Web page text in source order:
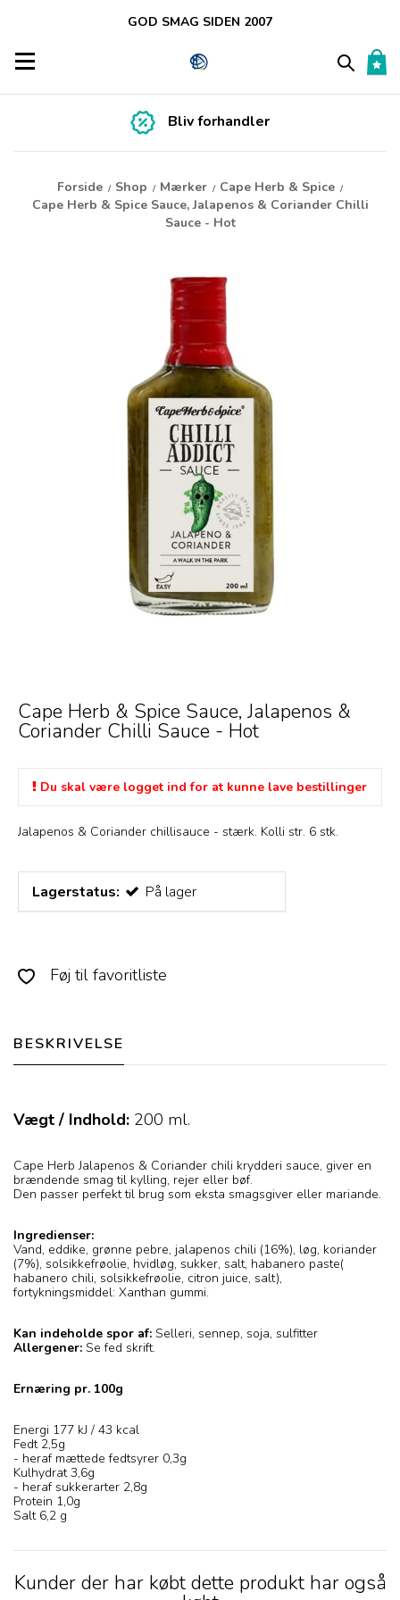
GOD SMAG SIDEN 2007
Toggle navigation
Bliv forhandler
Forside / Shop / Mærker / Cape Herb & Spice /
Cape Herb & Spice Sauce, Jalapenos & Coriander Chilli
Sauce - Hot
Cape Herb & Spice Sauce, Jalapenos &
Coriander Chilli Sauce - Hot
Du skal være logget ind for at kunne lave bestillinger
Jalapenos & Coriander chillisauce - stærk. Kolli str. 6 stk.
Lagerstatus: På lager
Føj til favoritliste
BESKRIVELSE
Vægt / Indhold: 200 ml.
Cape Herb Jalapenos & Coriander chili krydderi sauce, giver en
brændende smag til kylling, rejer eller bøf.
Den passer perfekt til brug som eksta smagsgiver eller mariande.
Ingredienser:
Vand, eddike, grønne pebre, jalapenos chili (16%), løg, koriander
(7%), solsikkefrøolie, hvidløg, sukker, salt, habanero paste(
habanero chili, solsikkefrøolie, citron juice, salt),
fortykningsmiddel: Xanthan gummi.
Kan indeholde spor af: Selleri, sennep, soja, sulfitter
Allergener: Se fed skrift.
Ernæring pr. 100g
Energi 177 kJ / 43 kcal
Fedt 2,5g
- heraf mættede fedtsyrer 0,3g
Kulhydrat 3,6g
- heraf sukkerarter 2,8g
Protein 1,0g
Salt 6,2 g
Kunder der har købt dette produkt har også